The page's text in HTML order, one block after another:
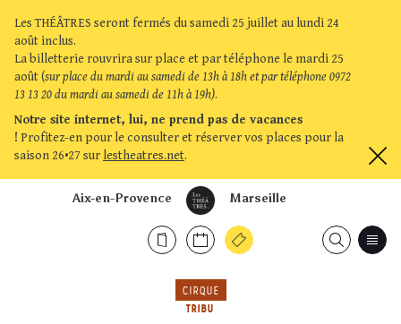
Les THÉÂTRES seront fermés du samedi 25 juillet au lundi 24
août inclus.
La billetterie rouvrira sur place et par téléphone le mardi 25
août (sur place du mardi au samedi de 13h à 18h et par téléphone 0972
13 13 20 du mardi au samedi de 11h à 19h).
Notre site internet, lui, ne prend pas de vacances
! Profitez-en pour le consulter et réserver vos places pour la
saison 26•27 sur lestheatres.net.
Marseille
Aix-en-Provence
CIRQUE
TRIBU